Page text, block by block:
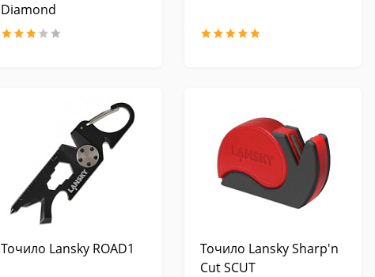
Diamond
Точило Lansky ROAD1
Точило Lansky Sharp'n
Cut SCUT